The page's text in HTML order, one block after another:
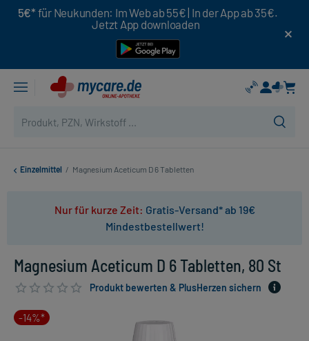
5€* für Neukunden: Im Web ab 55€ | In der App ab 35€.
Jetzt App downloaden
Einzelmittel / Magnesium Aceticum D 6 Tabletten
Nur für kurze Zeit: Gratis-Versand* ab 19€
Mindestbestellwert!
Magnesium Aceticum D 6 Tabletten, 80 St
Produkt bewerten & PlusHerzen sichern
-14%*